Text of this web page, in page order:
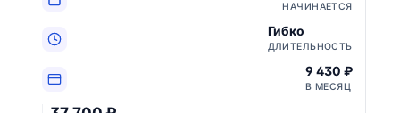
НАЧИНАЕТСЯ
Гибко
ДЛИТЕЛЬНОСТЬ
9 430 ₽
В МЕСЯЦ